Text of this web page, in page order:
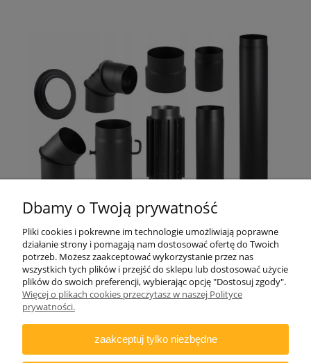
ZAMAWIANIE
Dbamy o Twoją prywatność
Pliki cookies i pokrewne im technologie umożliwiają poprawne
działanie strony i pomagają nam dostosować ofertę do Twoich
potrzeb. Możesz zaakceptować wykorzystanie przez nas
wszystkich tych plików i przejść do sklepu lub dostosować użycie
plików do swoich preferencji, wybierając opcję "Dostosuj zgody".
Więcej o plikach cookies przeczytasz w naszej Polityce
prywatności.
zaakceptuj tylko niezbędne